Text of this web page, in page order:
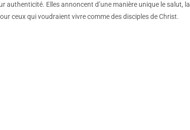
authenticité. Elles annoncent d’une manière unique le salut, la
ceux qui voudraient vivre comme des disciples de Christ.